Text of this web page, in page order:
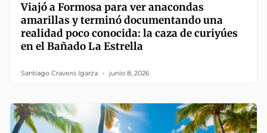
Viajó a Formosa para ver anacondas
amarillas y terminó documentando una
realidad poco conocida: la caza de curiyúes
en el Bañado La Estrella
Santiago Cravero Igarza junio 8, 2026